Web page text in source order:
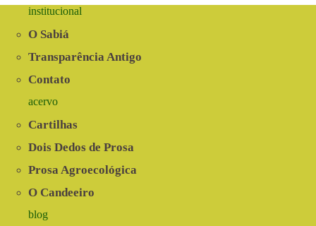
institucional
O Sabiá
Transparência Antigo
Contato
acervo
Cartilhas
Dois Dedos de Prosa
Prosa Agroecológica
O Candeeiro
blog